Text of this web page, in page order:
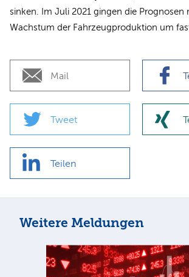
sinken. Im Juli 2021 gingen die Prognosen
Wachstum der Fahrzeugproduktion um
Mail
Tweet
Teilen
Weitere Meldungen